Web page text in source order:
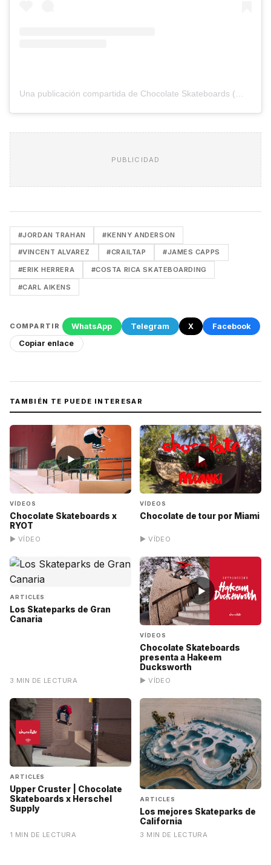
PUBLICIDAD
#JORDAN TRAHAN #KENNY ANDERSON
#VINCENT ALVAREZ #CRAILTAP #JAMES CAPPS
#ERIK HERRERA #COSTA RICA SKATEBOARDING
#CARL AIKENS
COMPARTIR WhatsApp Telegram X
Facebook
Copiar enlace
TAMBIÉN TE PUEDE INTERESAR
▶
VÍDEOS
Chocolate Skateboards x
RYOT
▶ VÍDEO
▶
VÍDEOS
Chocolate de tour por Miami
▶ VÍDEO
ARTICLES
Los Skateparks de Gran
Canaria
3 MIN DE LECTURA
▶
VÍDEOS
Chocolate Skateboards
presenta a Hakeem
Ducksworth
▶ VÍDEO
ARTICLES
Upper Cruster | Chocolate
Skateboards x Herschel
Supply
1 MIN DE LECTURA
ARTICLES
Los mejores Skateparks de
California
3 MIN DE LECTURA